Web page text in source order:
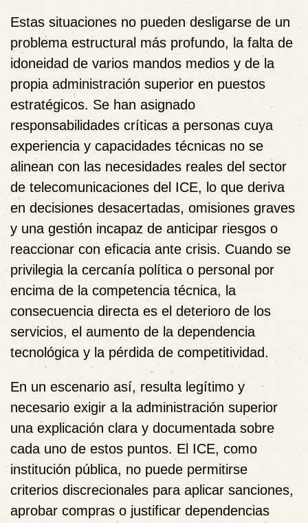
Estas situaciones no pueden desligarse de un
problema estructural más profundo, la falta de
idoneidad de varios mandos medios y de la
propia administración superior en puestos
estratégicos. Se han asignado
responsabilidades críticas a personas cuya
experiencia y capacidades técnicas no se
alinean con las necesidades reales del sector
de telecomunicaciones del ICE, lo que deriva
en decisiones desacertadas, omisiones graves
y una gestión incapaz de anticipar riesgos o
reaccionar con eficacia ante crisis. Cuando se
privilegia la cercanía política o personal por
encima de la competencia técnica, la
consecuencia directa es el deterioro de los
servicios, el aumento de la dependencia
tecnológica y la pérdida de competitividad.
En un escenario así, resulta legítimo y
necesario exigir a la administración superior
una explicación clara y documentada sobre
cada uno de estos puntos. El ICE, como
institución pública, no puede permitirse
criterios discrecionales para aplicar sanciones,
aprobar compras o justificar dependencias